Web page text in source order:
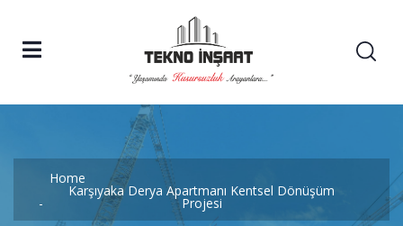
Home
Karşıyaka Derya Apartmanı Kentsel Dönüşüm
Projesi